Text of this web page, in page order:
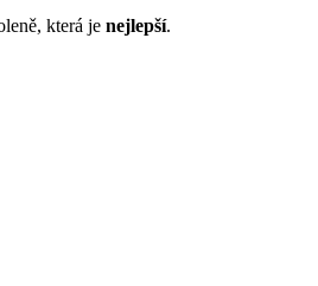
která je nejlepší.